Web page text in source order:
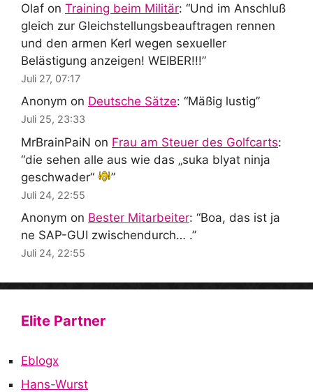
Olaf on Training beim Militär: “Und im Anschluß
gleich zur Gleichstellungsbeauftragen rennen
und den armen Kerl wegen sexueller
Belästigung anzeigen! WEIBER!!!”
Juli 27, 07:17
Anonym on Deutsche Sätze: “Mäßig lustig”
Juli 25, 23:33
MrBrainPaiN on Frau am Steuer des Golfcarts:
“die sehen alle aus wie das „suka blyat ninja
geschwader“
”
Juli 24, 22:55
Anonym on Bester Mitarbeiter: “Boa, das ist ja
ne SAP-GUI zwischendurch… .”
Juli 24, 22:55
Elite Partner
Eblogx
Hans-Wurst